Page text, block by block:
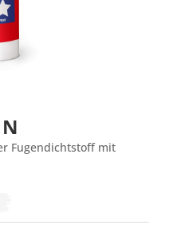
Fugendichtstoff mit